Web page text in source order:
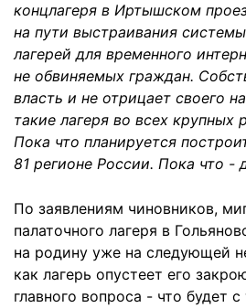
концлагеря в Иртышском
на пути выстраивания
лагерей для временного
не обвиняемых граждан.
власть и не отрицает своего
такие лагеря во всех крупных
Пока что планируется
81 регионе России. Пока что -
По заявлениям чиновников,
палаточного лагеря в
на родину уже на следующей
как лагерь опустеет его
главного вопроса - что будет